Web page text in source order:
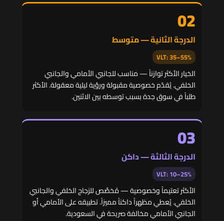
02
الدرجة الثانية — متوسط
VLT: 35–55%
الخيار الأكثر توازناً — مناسب للجانبي الأمامي والجانبي
الخلفي. يُقدّم خصوصية مقبولة ورؤية ليلية معقولة. الأكثر
طلباً في سوق جدة بسبب توسطه بين الاثنين.
03
الدرجة الثالثة — داكن
VLT: 10–25%
الأكثر تعتيماً وخصوصية — مُخصَّص للزجاج الخلفي والجانبي
الخلفي. يُعطي مظهراً داكناً مميزاً. تطبيقه على الأمامي أو
الجانبي الأمامي مخالفة صريحة في السعودية.